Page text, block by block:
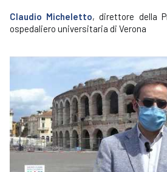
Claudio Micheletto, direttore della
ospedaliero universitaria di Verona